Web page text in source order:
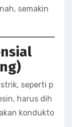
semakin
seperti p
harus dih
kondukto